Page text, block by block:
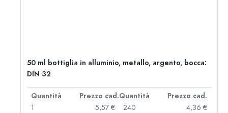
50 ml bottiglia in alluminio, metallo, argento, bocca:
DIN 32
Quantità Prezzo cad.Quantità
Prezzo cad.
1
5,57 €
240
4,36 €